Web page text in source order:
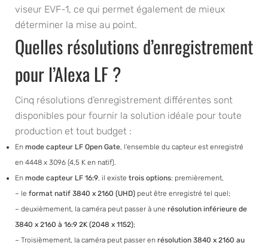
viseur EVF-1, ce qui permet également de mieux
déterminer la mise au point.
Quelles résolutions d’enregistrement
pour l’Alexa LF ?
Cinq résolutions d’enregistrement différentes sont
disponibles pour fournir la solution idéale pour toute
production et tout budget :
En mode capteur LF Open Gate , l’ensemble du capteur est enregistré
en 4448 x 3096 (4,5 K en natif).
En mode capteur LF 16:9 , il existe trois options: premièrement,
– le format natif 3840 x 2160 (UHD) peut être enregistré tel quel;
– deuxièmement, la caméra peut passer à une résolution inférieure de
3840 x 2160 à 16:9 2K (2048 x 1152);
– Troisièmement, la caméra peut passer en résolution 3840 x 2160 au